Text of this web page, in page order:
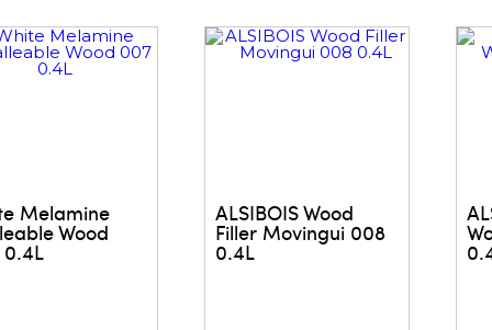
Melamine
Wood
ALSIBOIS Wood
Filler Movingui 008
0.4L